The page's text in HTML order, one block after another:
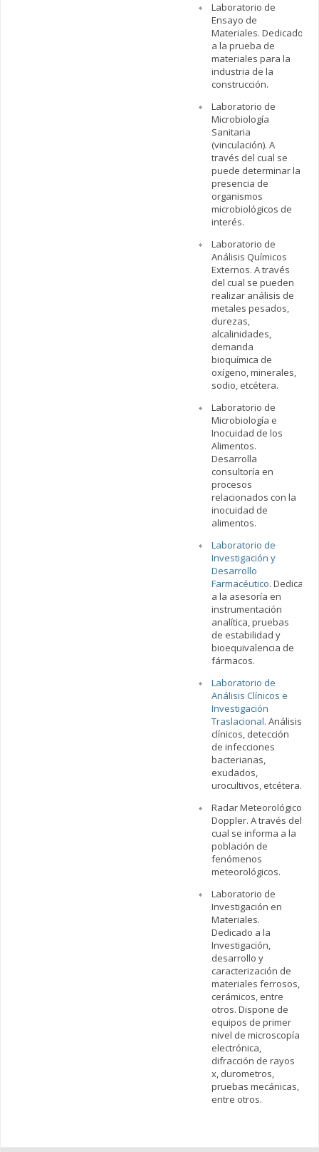
Laboratorio de
Ensayo de
Materiales. Dedicado
a la prueba de
materiales para la
industria de la
construcción.
Laboratorio de
Microbiología
Sanitaria
(vinculación). A
través del cual se
puede determinar la
presencia de
organismos
microbiológicos de
interés.
Laboratorio de
Análisis Químicos
Externos. A través
del cual se pueden
realizar análisis de
metales pesados,
durezas,
alcalinidades,
demanda
bioquímica de
oxígeno, minerales,
sodio, etcétera.
Laboratorio de
Microbiología e
Inocuidad de los
Alimentos.
Desarrolla
consultoría en
procesos
relacionados con la
inocuidad de
alimentos.
Laboratorio de
Investigación y
Desarrollo
Farmacéutico. Dedicado
a la asesoría en
instrumentación
analítica, pruebas
de estabilidad y
bioequivalencia de
fármacos.
Laboratorio de
Análisis Clínicos e
Investigación
Traslacional. Análisis
clínicos, detección
de infecciones
bacterianas,
exudados,
urocultivos, etcétera.
Radar Meteorológico
Doppler. A través del
cual se informa a la
población de
fenómenos
meteorológicos.
Laboratorio de
Investigación en
Materiales.
Dedicado a la
Investigación,
desarrollo y
caracterización de
materiales ferrosos,
cerámicos, entre
otros. Dispone de
equipos de primer
nivel de microscopía
electrónica,
difracción de rayos
x, durometros,
pruebas mecánicas,
entre otros.